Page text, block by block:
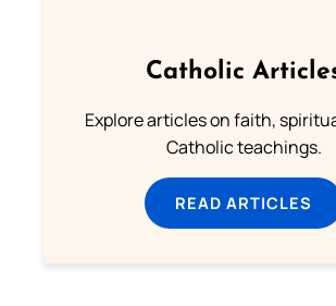
Catholic
Explore articles on faith,
Catholic teachings.
READ ARTICLES